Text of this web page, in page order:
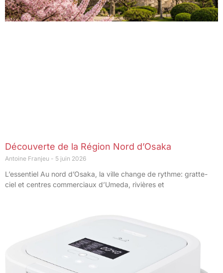
Découverte de la Région Nord d’Osaka
Antoine Franjeu 5 juin 2026
L’essentiel Au nord d’Osaka, la ville change de rythme: gratte-
ciel et centres commerciaux d’Umeda, rivières et